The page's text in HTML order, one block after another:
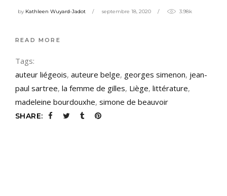
by Kathleen Wuyard-Jadot septembre 18, 2020 3.98k
READ MORE
Tags:
auteur liégeois, auteure belge, georges simenon, jean-
paul sartree, la femme de gilles, Liège, littérature,
madeleine bourdouxhe, simone de beauvoir
SHARE: